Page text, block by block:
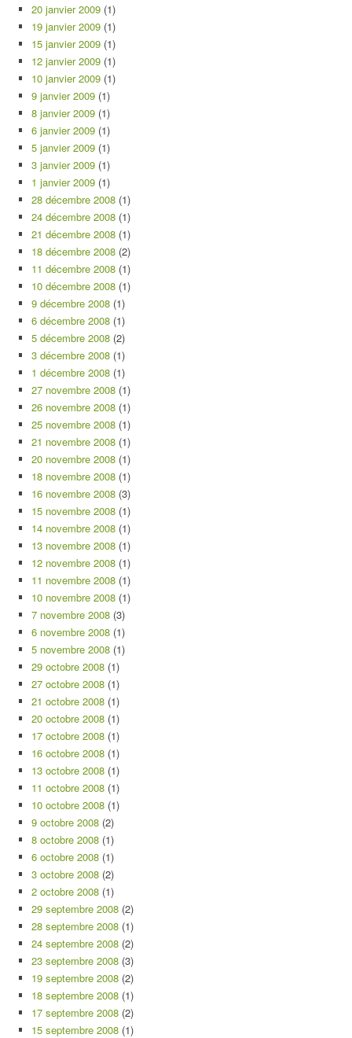
20 janvier 2009 (1)
19 janvier 2009 (1)
15 janvier 2009 (1)
12 janvier 2009 (1)
10 janvier 2009 (1)
9 janvier 2009 (1)
8 janvier 2009 (1)
6 janvier 2009 (1)
5 janvier 2009 (1)
3 janvier 2009 (1)
1 janvier 2009 (1)
28 décembre 2008 (1)
24 décembre 2008 (1)
21 décembre 2008 (1)
18 décembre 2008 (2)
11 décembre 2008 (1)
10 décembre 2008 (1)
9 décembre 2008 (1)
6 décembre 2008 (1)
5 décembre 2008 (2)
3 décembre 2008 (1)
1 décembre 2008 (1)
27 novembre 2008 (1)
26 novembre 2008 (1)
25 novembre 2008 (1)
21 novembre 2008 (1)
20 novembre 2008 (1)
18 novembre 2008 (1)
16 novembre 2008 (3)
15 novembre 2008 (1)
14 novembre 2008 (1)
13 novembre 2008 (1)
12 novembre 2008 (1)
11 novembre 2008 (1)
10 novembre 2008 (1)
7 novembre 2008 (3)
6 novembre 2008 (1)
5 novembre 2008 (1)
29 octobre 2008 (1)
27 octobre 2008 (1)
21 octobre 2008 (1)
20 octobre 2008 (1)
17 octobre 2008 (1)
16 octobre 2008 (1)
13 octobre 2008 (1)
11 octobre 2008 (1)
10 octobre 2008 (1)
9 octobre 2008 (2)
8 octobre 2008 (1)
6 octobre 2008 (1)
3 octobre 2008 (2)
2 octobre 2008 (1)
29 septembre 2008 (2)
28 septembre 2008 (1)
24 septembre 2008 (2)
23 septembre 2008 (3)
19 septembre 2008 (2)
18 septembre 2008 (1)
17 septembre 2008 (2)
15 septembre 2008 (1)